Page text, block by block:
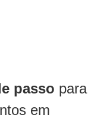
passo para
em